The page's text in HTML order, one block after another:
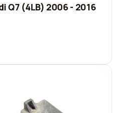
Q7 (4LB) 2006 - 2016